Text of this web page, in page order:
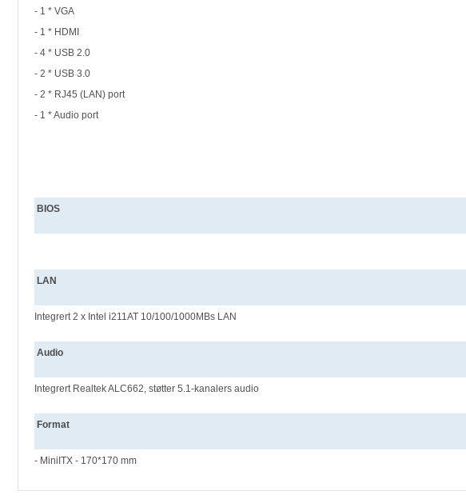
- 1 * VGA
- 1 * HDMI
- 4 * USB 2.0
- 2 * USB 3.0
- 2 * RJ45 (LAN) port
- 1 * Audio port
BIOS
LAN
Integrert 2 x Intel i211AT 10/100/1000MBs LAN
Audio
Integrert Realtek ALC662, støtter 5.1-kanalers audio
Format
- MiniITX - 170*170 mm